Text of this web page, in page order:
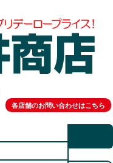
各店舗のお問い合わせはこちら